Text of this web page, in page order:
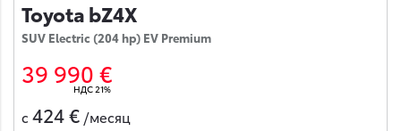
Toyota bZ4X
SUV Electric (204 hp) EV Premium
39 990 €
НДС 21%
с 424 € /месяц